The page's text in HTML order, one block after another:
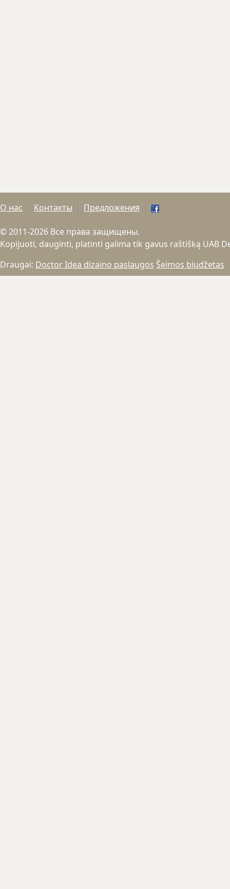
О нас Контакты Предложения
© 2011-2026 Все права защищены.
Kopijuoti, dauginti, platinti galima tik gavus raštišką UAB
Draugai: Doctor Idea dizaino paslaugos Šeimos biudžetas